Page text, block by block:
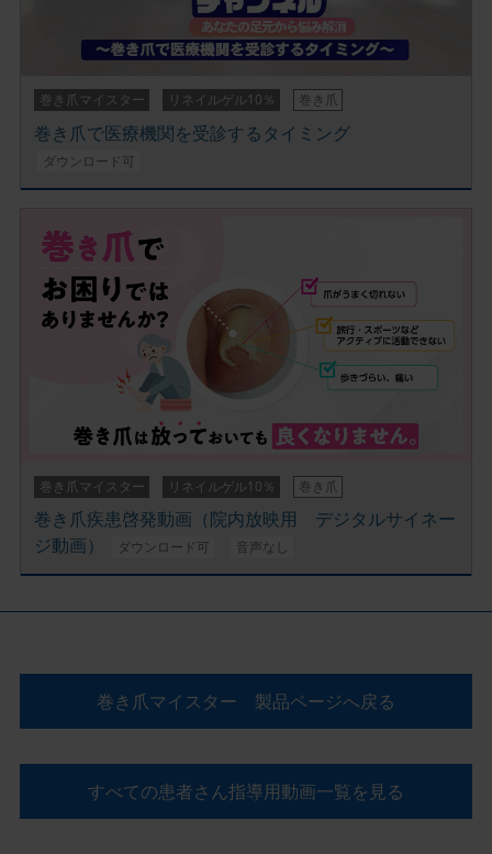
巻き爪マイスター リネイルゲル10％ 巻き爪
巻き爪で医療機関を受診するタイミング
ダウンロード可
巻き爪マイスター リネイルゲル10％ 巻き爪
巻き爪疾患啓発動画（院内放映用 デジタルサイネー
ジ動画）
ダウンロード可 音声なし
巻き爪マイスター 製品ページへ戻る
すべての患者さん指導用動画一覧を見る